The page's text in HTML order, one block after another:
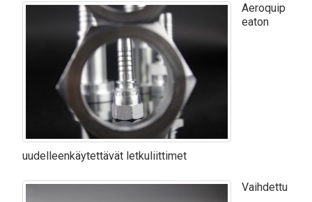
Aeroquip
eaton
uudelleenkäytettävät letkuliittimet
Vaihdettu